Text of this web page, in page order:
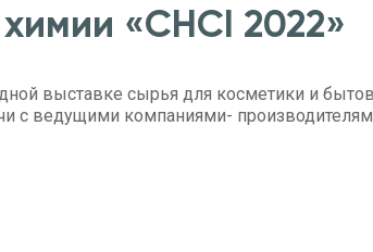
«CHCI 2022»
выставке сырья для косметики и
с ведущими компаниями-